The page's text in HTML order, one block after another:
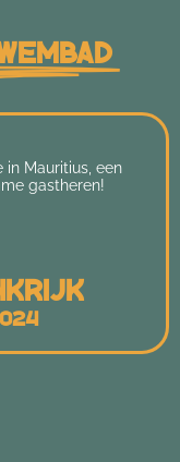
Mauritius, een
gastheren!